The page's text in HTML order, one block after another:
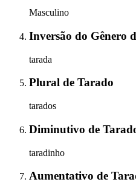
Masculino
Inversão do Gênero
tarada
Plural de Tarado
tarados
Diminutivo de
taradinho
Aumentativo de